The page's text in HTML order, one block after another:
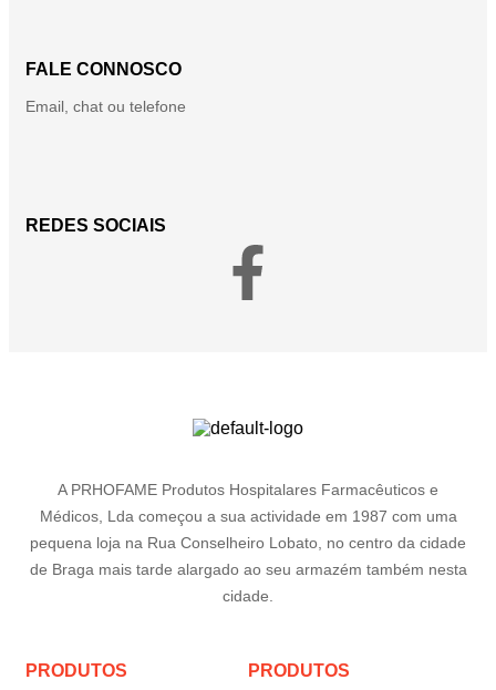
FALE CONNOSCO
Email, chat ou telefone
REDES SOCIAIS
A PRHOFAME Produtos Hospitalares Farmacêuticos e
Médicos, Lda começou a sua actividade em 1987 com uma
pequena loja na Rua Conselheiro Lobato, no centro da cidade
de Braga mais tarde alargado ao seu armazém também nesta
cidade.
PRODUTOS PRODUTOS